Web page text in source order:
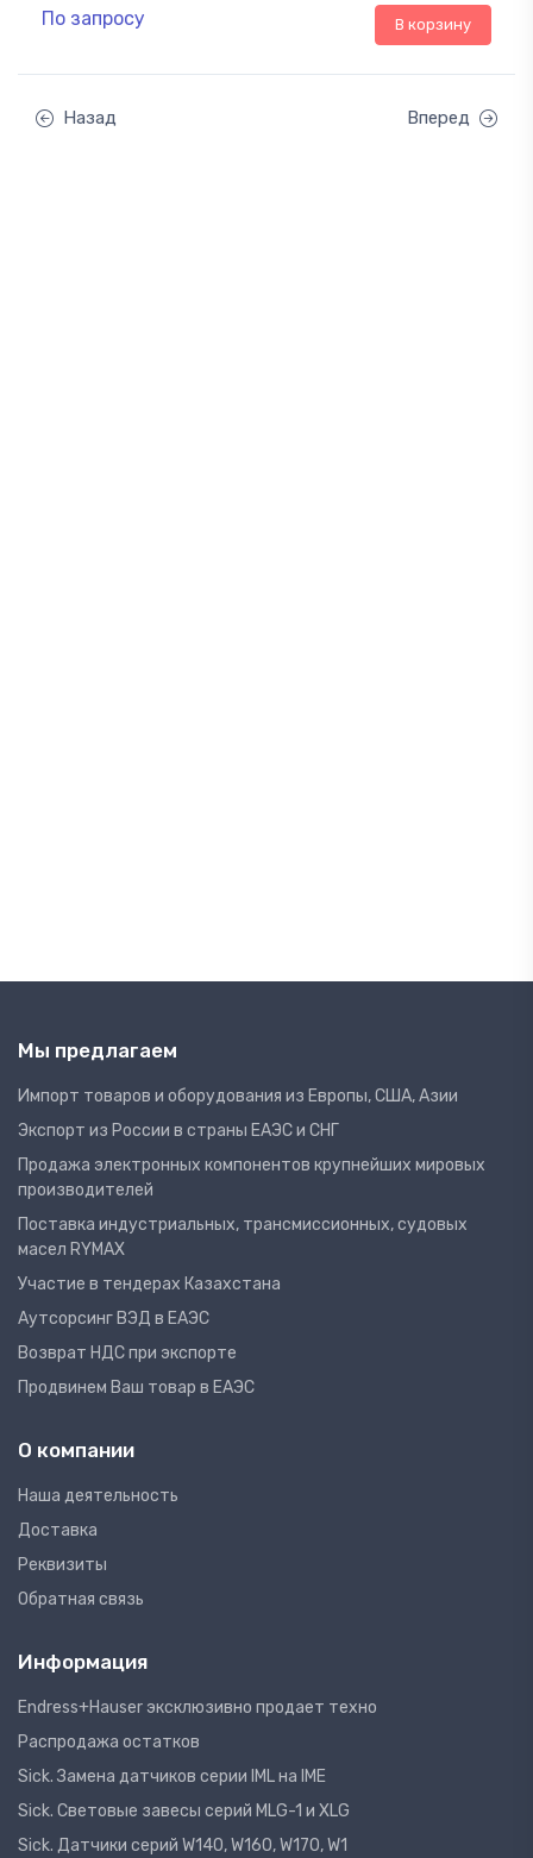
По запросу В корзину
Назад Вперед
Мы предлагаем
Импорт товаров и оборудования из Европы, США, Азии
Экспорт из России в страны ЕАЭС и СНГ
Продажа электронных компонентов крупнейших мировых
производителей
Поставка индустриальных, трансмиссионных, судовых
масел RYMAX
Участие в тендерах Казахстана
Аутсорсинг ВЭД в ЕАЭС
Возврат НДС при экспорте
Продвинем Ваш товар в ЕАЭС
О компании
Наша деятельность
Доставка
Реквизиты
Обратная связь
Информация
Endress+Hauser эксклюзивно продает техно
Распродажа остатков
Sick. Замена датчиков серии IML на IME
Sick. Световые завесы серий MLG-1 и XLG
Sick. Датчики серий W140, W160, W170, W1